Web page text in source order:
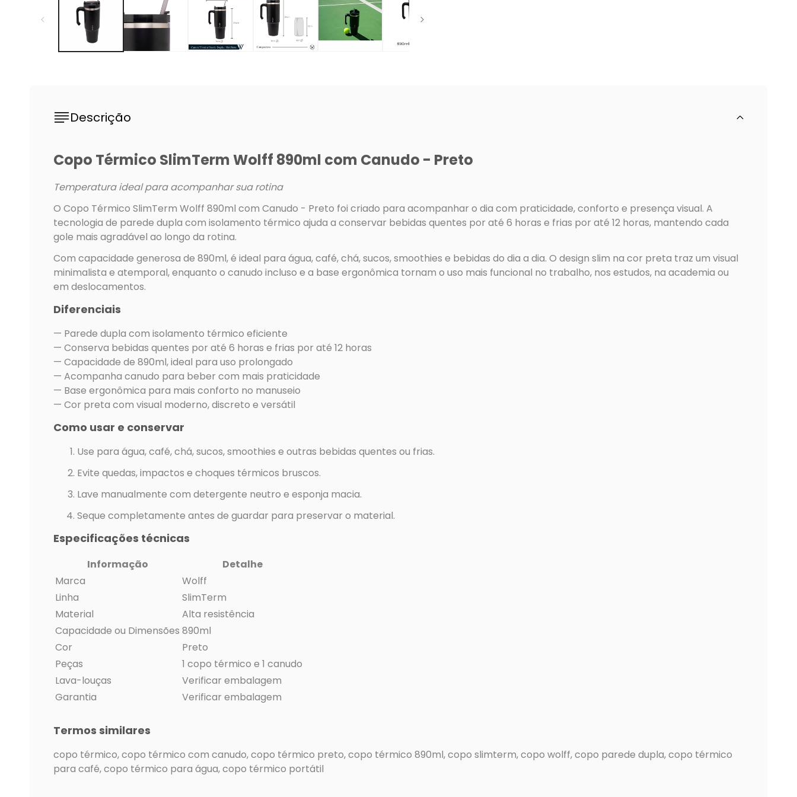
Descrição
Copo Térmico SlimTerm Wolff 890ml com Canudo - Preto
Temperatura ideal para acompanhar sua rotina
O Copo Térmico SlimTerm Wolff 890ml com Canudo - Preto foi criado para acompanhar o dia com praticidade, conforto e presença visual. A
tecnologia de parede dupla com isolamento térmico ajuda a conservar bebidas quentes por até 6 horas e frias por até 12 horas, mantendo cada
gole mais agradável ao longo da rotina.
Com capacidade generosa de 890ml, é ideal para água, café, chá, sucos, smoothies e bebidas do dia a dia. O design slim na cor preta traz um visual
minimalista e atemporal, enquanto o canudo incluso e a base ergonômica tornam o uso mais funcional no trabalho, nos estudos, na academia ou
em deslocamentos.
Diferenciais
— Parede dupla com isolamento térmico eficiente
— Conserva bebidas quentes por até 6 horas e frias por até 12 horas
— Capacidade de 890ml, ideal para uso prolongado
— Acompanha canudo para beber com mais praticidade
— Base ergonômica para mais conforto no manuseio
— Cor preta com visual moderno, discreto e versátil
Como usar e conservar
Use para água, café, chá, sucos, smoothies e outras bebidas quentes ou frias.
Evite quedas, impactos e choques térmicos bruscos.
Lave manualmente com detergente neutro e esponja macia.
Seque completamente antes de guardar para preservar o material.
Especificações técnicas
Informação
Detalhe
Marca
Wolff
Linha
SlimTerm
Material
Alta resistência
Capacidade ou Dimensões 890ml
Cor
Preto
Peças
1 copo térmico e 1 canudo
Lava-louças
Verificar embalagem
Garantia
Verificar embalagem
Termos similares
copo térmico, copo térmico com canudo, copo térmico preto, copo térmico 890ml, copo slimterm, copo wolff, copo parede dupla, copo térmico
para café, copo térmico para água, copo térmico portátil